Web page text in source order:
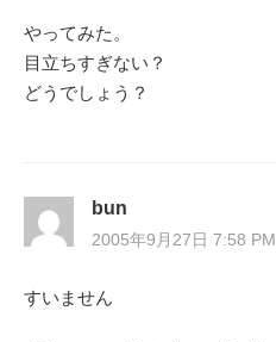
やってみた。
目立ちすぎない？
どうでしょう？
bun
2005年9月27日 7:58 PM
すいません